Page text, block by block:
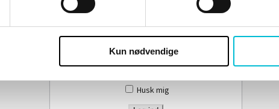
Kun nødvendige
Adgangskode
Husk mig